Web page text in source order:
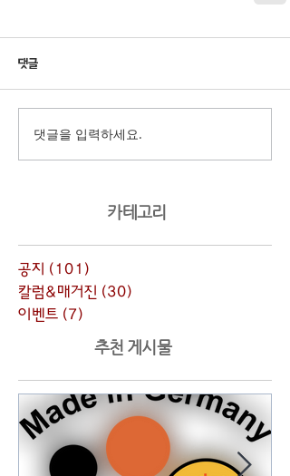
댓글
댓글을 입력하세요.
​카테고리
공지 (101)
칼럼&매거진 (30)
이벤트 (7)
추천 게시물